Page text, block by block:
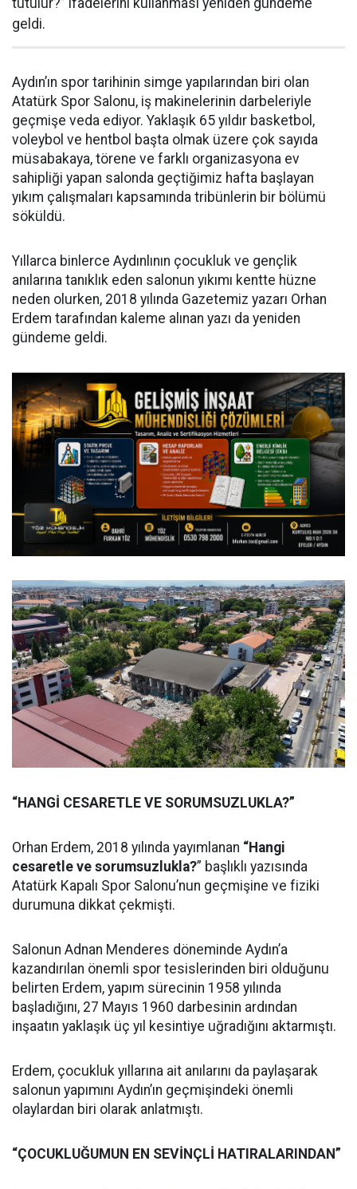
tutulur?” ifadelerini kullanması yeniden gündeme
geldi.
Aydın’ın spor tarihinin simge yapılarından biri olan
Atatürk Spor Salonu, iş makinelerinin darbeleriyle
geçmişe veda ediyor. Yaklaşık 65 yıldır basketbol,
voleybol ve hentbol başta olmak üzere çok sayıda
müsabakaya, törene ve farklı organizasyona ev
sahipliği yapan salonda geçtiğimiz hafta başlayan
yıkım çalışmaları kapsamında tribünlerin bir bölümü
söküldü.
Yıllarca binlerce Aydınlının çocukluk ve gençlik
anılarına tanıklık eden salonun yıkımı kentte hüzne
neden olurken, 2018 yılında Gazetemiz yazarı Orhan
Erdem tarafından kaleme alınan yazı da yeniden
gündeme geldi.
“HANGİ CESARETLE VE SORUMSUZLUKLA?”
Orhan Erdem, 2018 yılında yayımlanan “Hangi
cesaretle ve sorumsuzlukla?” başlıklı yazısında
Atatürk Kapalı Spor Salonu’nun geçmişine ve fiziki
durumuna dikkat çekmişti.
Salonun Adnan Menderes döneminde Aydın’a
kazandırılan önemli spor tesislerinden biri olduğunu
belirten Erdem, yapım sürecinin 1958 yılında
başladığını, 27 Mayıs 1960 darbesinin ardından
inşaatın yaklaşık üç yıl kesintiye uğradığını aktarmıştı.
Erdem, çocukluk yıllarına ait anılarını da paylaşarak
salonun yapımını Aydın’ın geçmişindeki önemli
olaylardan biri olarak anlatmıştı.
“ÇOCUKLUĞUMUN EN SEVİNÇLİ HATIRALARINDAN”